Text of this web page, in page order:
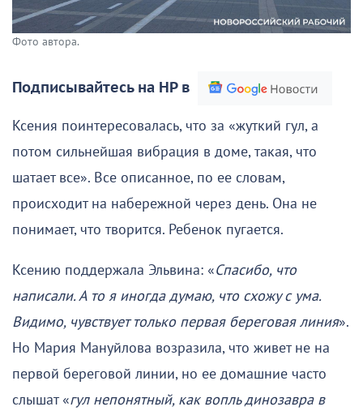
Фото автора.
Подписывайтесь на НР в
Ксения поинтересовалась, что за «жуткий гул, а
потом сильнейшая вибрация в доме, такая, что
шатает все». Все описанное, по ее словам,
происходит на набережной через день. Она не
понимает, что творится. Ребенок пугается.
Ксению поддержала Эльвина: «Спасибо, что
написали. А то я иногда думаю, что схожу с ума.
Видимо, чувствует только первая береговая линия».
Но Мария Мануйлова возразила, что живет не на
первой береговой линии, но ее домашние часто
слышат «гул непонятный, как вопль динозавра в